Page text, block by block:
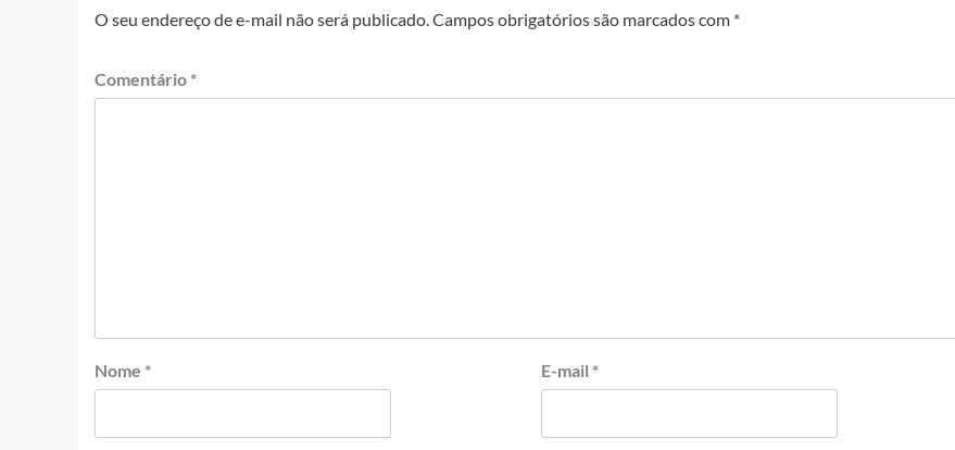
O seu endereço de e-mail não será publicado.Campos obrigatórios são marcados com *
Comentário *
Nome * E-mail *